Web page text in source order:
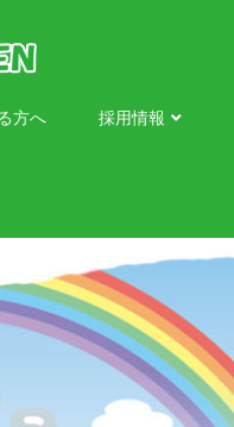
方へ 採用情報